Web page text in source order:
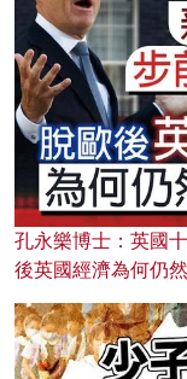
孔永樂博士：英國
後英國經濟為何仍